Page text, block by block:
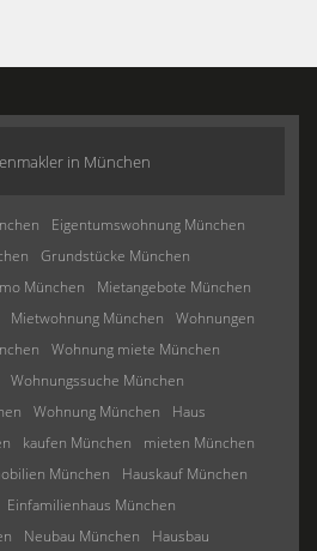
in München
Eigentumswohnung München
Grundstücke München
München
Mietangebote München
Mietwohnung München
Wohnungen
Wohnung miete München
Wohnungssuche München
Wohnung München
Haus
kaufen München
mieten München
München
Hauskauf München
Einfamilienhaus München
Neubau München
Hausbau